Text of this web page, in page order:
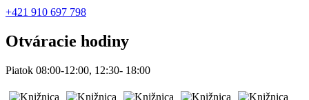
+421 910 697 798
Otváracie hodiny
Piatok 08:00-12:00, 12:30- 18:00